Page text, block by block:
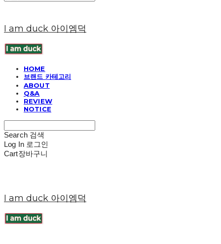
I am duck 아이엠덕
HOME
브랜드 카테고리
ABOUT
Q&A
REVIEW
NOTICE
Search 검색
Log In 로그인
Cart장바구니
I am duck 아이엠덕